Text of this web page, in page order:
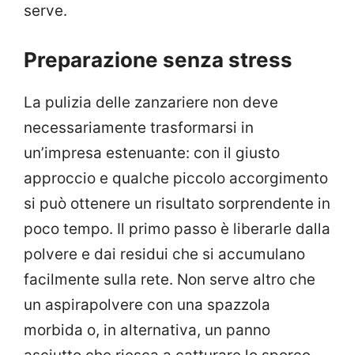
serve.
Preparazione senza stress
La pulizia delle zanzariere non deve
necessariamente trasformarsi in
un’impresa estenuante: con il giusto
approccio e qualche piccolo accorgimento
si può ottenere un risultato sorprendente in
poco tempo. Il primo passo è liberarle dalla
polvere e dai residui che si accumulano
facilmente sulla rete. Non serve altro che
un aspirapolvere con una spazzola
morbida o, in alternativa, un panno